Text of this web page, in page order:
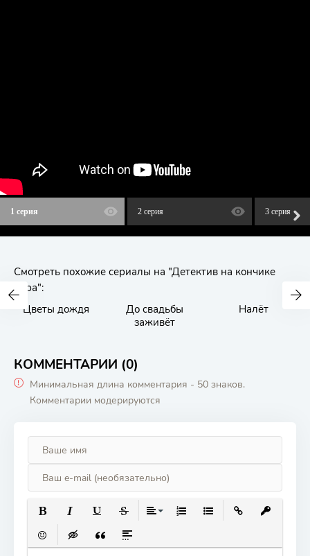
1 серия 2 серия 3 серия
Смотреть похожие сериалы на "Детектив на кончике
пера":
Цветы дождя
До свадьбы
заживёт
Налёт
КОММЕНТАРИИ (0)
Минимальная длина комментария - 50 знаков.
Комментарии модерируются
ПОЛУЖИРНЫЙ
КУРСИВПОДЧЕРКНУТЫЙ
ЗАЧЕРКНУТЫЙ
ВЫРАВНИВАНИЕ
НУМЕРОВАННЫЙ СПИСОК
МАРКИРОВАННЫЙ
ВСТАВИТЬ
ВСТАВИТЬ СМАЙЛИК
ВСТАВКА СКРЫТОГО ТЕКСТА
ВСТАВКА ЦИТАТЫ
ВСТАВКА СПОЙЛЕРА